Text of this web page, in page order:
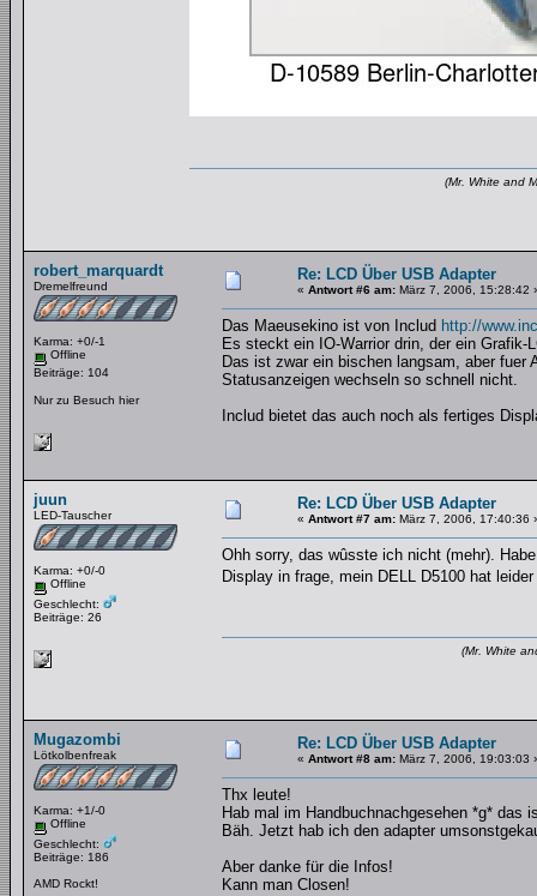
(Mr. White and
robert_marquardt
Dremelfreund
Karma: +0/-1
Offline
Beiträge: 104
Nur zu Besuch hier
Re: LCD Über USB Adapter
« Antwort #6 am: März 7, 2006, 15:28:42
Das Maeusekino ist von Includ http://
Es steckt ein IO-Warrior drin, der ein Grafik-
Das ist zwar ein bischen langsam, aber
Statusanzeigen wechseln so schnell nicht.
Includ bietet das auch noch als fertiges
juun
LED-Tauscher
Karma: +0/-0
Offline
Geschlecht:
Beiträge: 26
Re: LCD Über USB Adapter
« Antwort #7 am: März 7, 2006, 17:40:36
Ohh sorry, das wûsste ich nicht (mehr).
Display in frage, mein DELL D5100 hat
(Mr. White
Mugazombi
Lötkolbenfreak
Karma: +1/-0
Offline
Geschlecht:
Beiträge: 186
AMD Rockt!
Re: LCD Über USB Adapter
« Antwort #8 am: März 7, 2006, 19:03:03
Thx leute!
Hab mal im Handbuchnachgesehen *g* das
Bäh. Jetzt hab ich den adapter
Aber danke für die Infos!
Kann man Closen!